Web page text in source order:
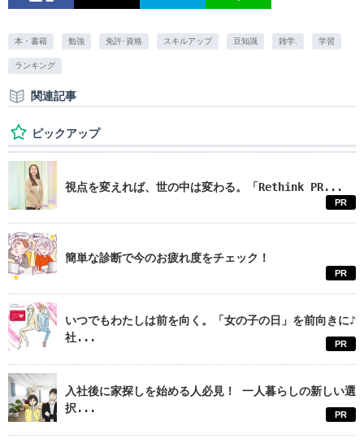
本・書籍 勉強 免許･資格 スキルアップ 豆知識 雑学. 学習
ランキング
関連記事
ピックアップ
視点を変えれば、世の中は変わる。「Rethink PR...
PR
簡単な診断で今のお疲れ度をチェック！
PR
いつでもわたしは前を向く。「女の子の日」を前向きに♪
社...
PR
入社後に家探しを始める人必見！ 一人暮らしの新しい選
択...
PR